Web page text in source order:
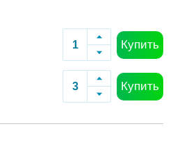
Купить
Купить